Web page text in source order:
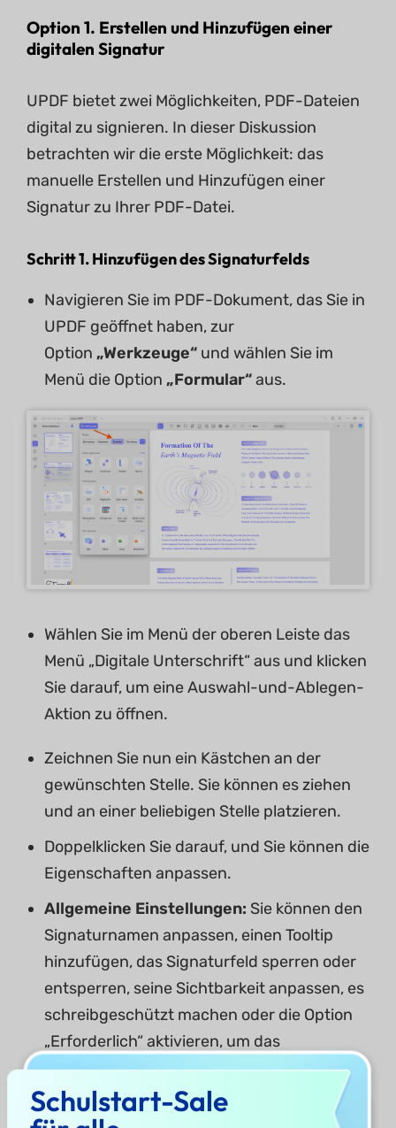
Option 1. Erstellen und Hinzufügen einer
digitalen Signatur
UPDF bietet zwei Möglichkeiten, PDF-Dateien
digital zu signieren. In dieser Diskussion
betrachten wir die erste Möglichkeit: das
manuelle Erstellen und Hinzufügen einer
Signatur zu Ihrer PDF-Datei.
Schritt 1. Hinzufügen des Signaturfelds
Navigieren Sie im PDF-Dokument, das Sie in
UPDF geöffnet haben, zur
Option „Werkzeuge“ und wählen Sie im
Menü die Option „Formular“aus.
Wählen Sie im Menü der oberen Leiste das
Menü „Digitale Unterschrift“ aus und klicken
Sie darauf, um eine Auswahl-und-Ablegen-
Aktion zu öffnen.
Zeichnen Sie nun ein Kästchen an der
gewünschten Stelle. Sie können es ziehen
und an einer beliebigen Stelle platzieren.
Doppelklicken Sie darauf, und Sie können die
Eigenschaften anpassen.
Allgemeine Einstellungen: Sie können den
Signaturnamen anpassen, einen Tooltip
hinzufügen, das Signaturfeld sperren oder
entsperren, seine Sichtbarkeit anpassen, es
schreibgeschützt machen oder die Option
„Erforderlich“ aktivieren, um das
Signaturfeld hervorzuheben.
Schulstart-Sale